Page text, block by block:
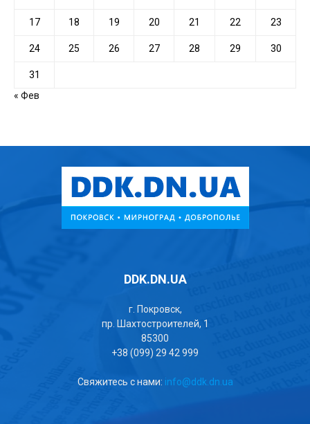
17 18 19 20 21 22 23
24 25 26 27 28 29 30
31
« Фев
DDK.DN.UA
г. Покровск,
пр. Шахтостроителей, 1
85300
+38 (099) 29 42 999
Свяжитесь с нами: info@ddk.dn.ua